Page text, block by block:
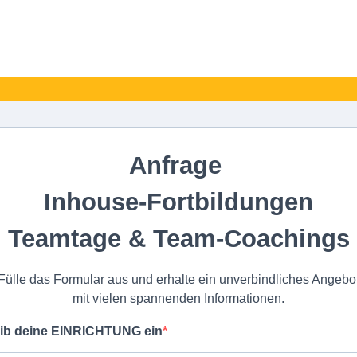
Anfrage
Inhouse-Fortbildungen
Teamtage & Team-Coachings
das Formular aus und erhalte ein unverbindliches
mit vielen spannenden Informationen.
deine EINRICHTUNG ein